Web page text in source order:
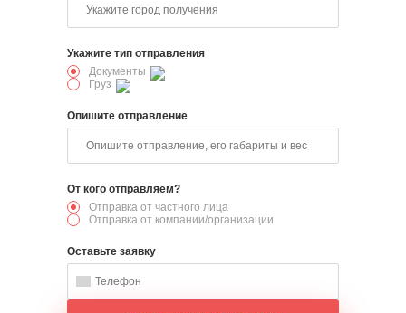
Укажите тип отправления
Документы
Груз
Опишите отправление
От кого отправляем?
Отправка от частного лица
Отправка от компании/организации
Оставьте заявку